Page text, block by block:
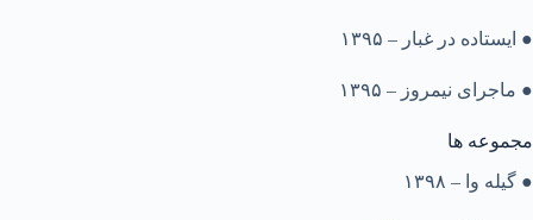
● ایستاده در غبار – ۱۳۹۵
● ماجرای نیمروز – ۱۳۹۵
مجموعه ها
● گیله‌ وا – ۱۳۹۸